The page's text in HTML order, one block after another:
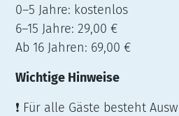
0–5 Jahre: kostenlos
6–15 Jahre: 29,00 €
Ab 16 Jahren: 69,00 €
Wichtige Hinweise
❗ Für alle Gäste besteht